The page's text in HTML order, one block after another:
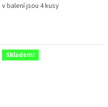
v balení jsou 4 kusy
Skladem!